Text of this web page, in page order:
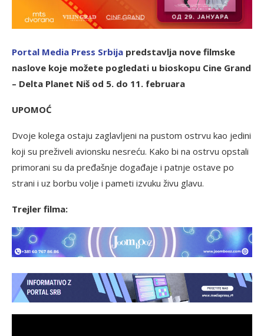
Portal Media Press Srbija predstavlja nove filmske
naslove koje možete pogledati u bioskopu Cine Grand
– Delta Planet Niš od 5. do 11. februara
UPOMOĆ
Dvoje kolega ostaju zaglavljeni na pustom ostrvu kao jedini
koji su preživeli avionsku nesreću. Kako bi na ostrvu opstali
primorani su da pređašnje događaje i patnje ostave po
strani i uz borbu volje i pameti izvuku živu glavu.
Trejler filma: